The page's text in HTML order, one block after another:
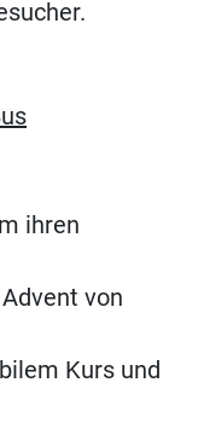
ihren
von
Kurs und